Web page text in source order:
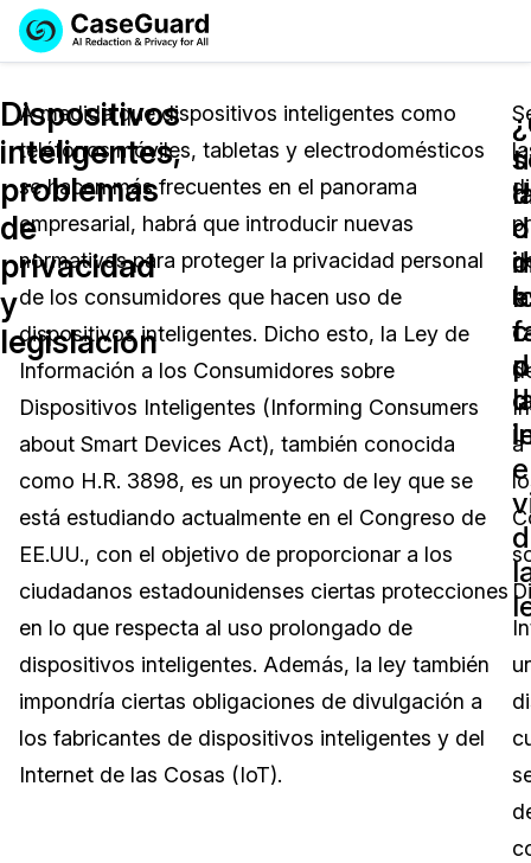
Licencia de CaseGuard Studio
Precios de Redacción a Pedido
Soluciones
Redacción de vídeos
Redacción de documentos
Redacción de audio
Redacción de imágenes
Transcripción y Traducción
Industrias
Cuerpos Policiales
Transportación
Educación
El Gobierno
Sector Jurídico
Servicios Financieros
Casinos
Medios de Comunicación y
Entretenimiento
Precios
Recursos
Preguntas Frecuentes
Artículos
Casos Practicos
Centro de Ayuda
Videoteca
Recomendaciones
Sobre nosotros
Eventos
Demo
English
Español
Dispositivos
inteligentes,
problemas
de
privacidad
y
legislación
A medida que dispositivos inteligentes como
teléfonos móviles, tabletas y electrodomésticos
se hacen más frecuentes en el panorama
empresarial, habrá que introducir nuevas
normativas para proteger la privacidad personal
de los consumidores que hacen uso de
dispositivos inteligentes. Dicho esto, la Ley de
Información a los Consumidores sobre
Dispositivos Inteligentes (Informing Consumers
about Smart Devices Act), también conocida
como H.R. 3898, es un proyecto de ley que se
está estudiando actualmente en el Congreso de
EE.UU., con el objetivo de proporcionar a los
ciudadanos estadounidenses ciertas protecciones
en lo que respecta al uso prolongado de
dispositivos inteligentes. Además, la ley también
impondría ciertas obligaciones de divulgación a
los fabricantes de dispositivos inteligentes y del
Internet de las Cosas (IoT).
la
a